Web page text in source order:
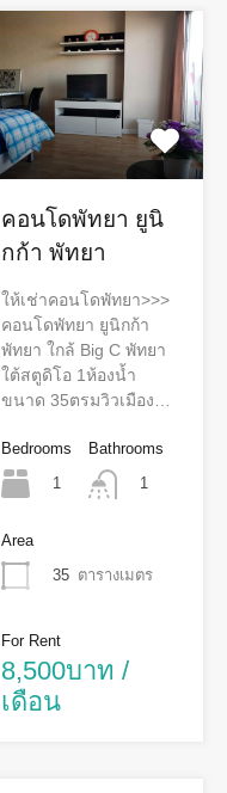
คอนโดพัทยา ยูนิ
กก้า พัทยา
ให้เช่าคอนโดพัทยา>>>
คอนโดพัทยา ยูนิกก้า
พัทยา ใกล้​ Big C​ พัทยา
ใต้สตูดิโอ​ 1ห้องน้ำ​
ขนาด​ 35ตรมวิวเมือง​…
Bedrooms
1
Bathrooms
1
Area
35 ตารางเมตร
For Rent
8,500บาท /
เดือน